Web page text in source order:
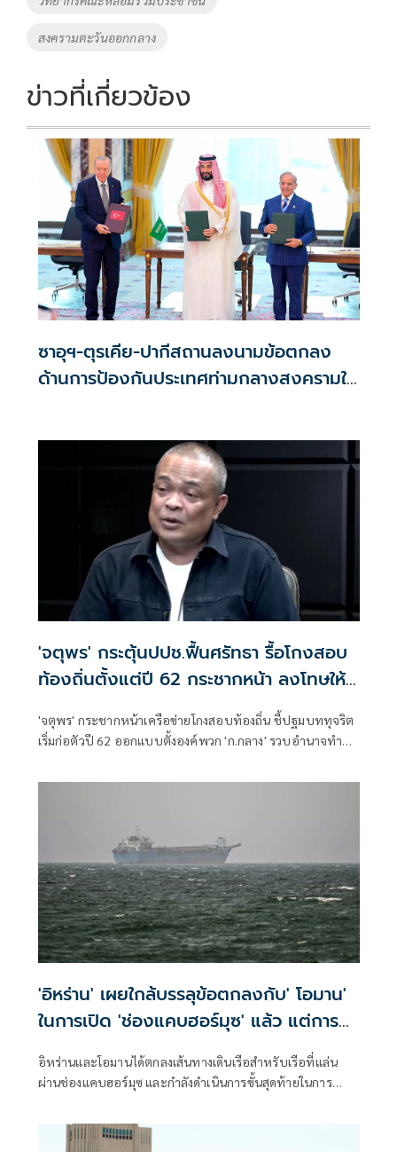
สงครามตะวันออกกลาง
ข่าวที่เกี่ยวข้อง
ซาอุฯ-ตุรเคีย-ปากีสถานลงนามข้อตกลง
ด้านการป้องกันประเทศท่ามกลางสงครามใน
'จตุพร' กระตุ้นปปช.ฟื้นศรัทธา รื้อโกงสอบ
ท้องถิ่นตั้งแต่ปี 62 กระชากหน้า ลงโทษให้
'จตุพร' กระชากหน้าเครือข่ายโกงสอบท้องถิ่น ชี้ปฐมบททุจริต
เริ่มก่อตัวปี 62 ออกแบบตั้งองค์พวก 'ก.กลาง' รวบอำนาจทำ
62 จับกุมลงโทษให้เข็ดหลาบ
'อิหร่าน' เผยใกล้บรรลุข้อตกลงกับ' โอมาน'
ในการเปิด 'ช่องแคบฮอร์มุซ' แล้ว แต่การ
อิหร่านและโอมานได้ตกลงเส้นทางเดินเรือสำหรับเรือที่แล่น
ผ่านช่องแคบฮอร์มุซ และกำลังดำเนินการขั้นสุดท้ายในการ
กล่าวเมื่อวันพุธที่ผ่านมา แม้ว่าเหตุการณ์ด้านความมั่นคงล่าสุด
จะเน้นย้ำถึงความเสี่ยงที่ยังคงมีอยู่สำหรับการขนส่งทางเรือใน